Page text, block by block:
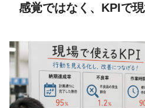
感覚ではなく、KPIで